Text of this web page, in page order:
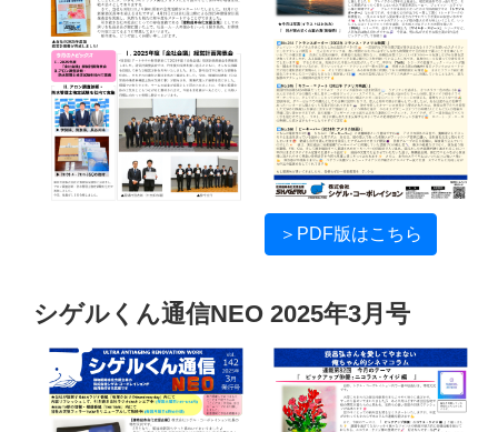
＞PDF版はこちら
シゲルくん通信NEO 2025年3月号